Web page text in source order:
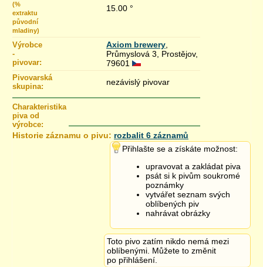
(%
extraktu
původní
mladiny)
15.00 °
Výrobce
-
pivovar:
Axiom brewery
Průmyslová 3, Prostějov,
79601
Pivovarská
skupina:
nezávislý pivovar
Charakteristika
piva od
výrobce:
Historie záznamu o pivu: rozbalit 6 záznamů
Přihlašte se a získáte možnost:
upravovat a zakládat piva
psát si k pivům soukromé
poznámky
vytvářet seznam svých
oblíbených piv
nahrávat obrázky
Toto pivo zatím nikdo nemá mezi
oblíbenými. Můžete to změnit
po přihlášení.